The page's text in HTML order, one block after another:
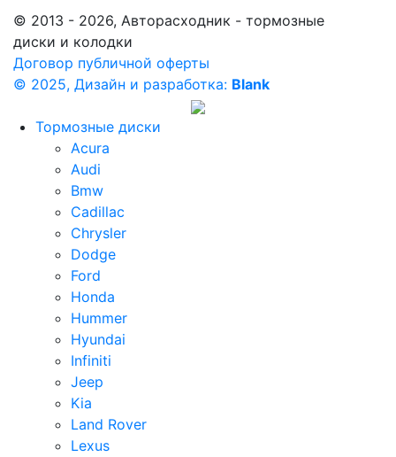
© 2013 - 2026, Авторасходник - тормозные
диски и колодки
Договор публичной оферты
© 2025, Дизайн и разработка: Blank
Тормозные диски
Acura
Audi
Bmw
Cadillac
Chrysler
Dodge
Ford
Honda
Hummer
Hyundai
Infiniti
Jeep
Kia
Land Rover
Lexus